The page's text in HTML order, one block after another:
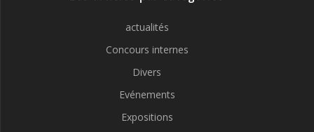
actualités
Concours internes
Divers
Evénements
Expositions